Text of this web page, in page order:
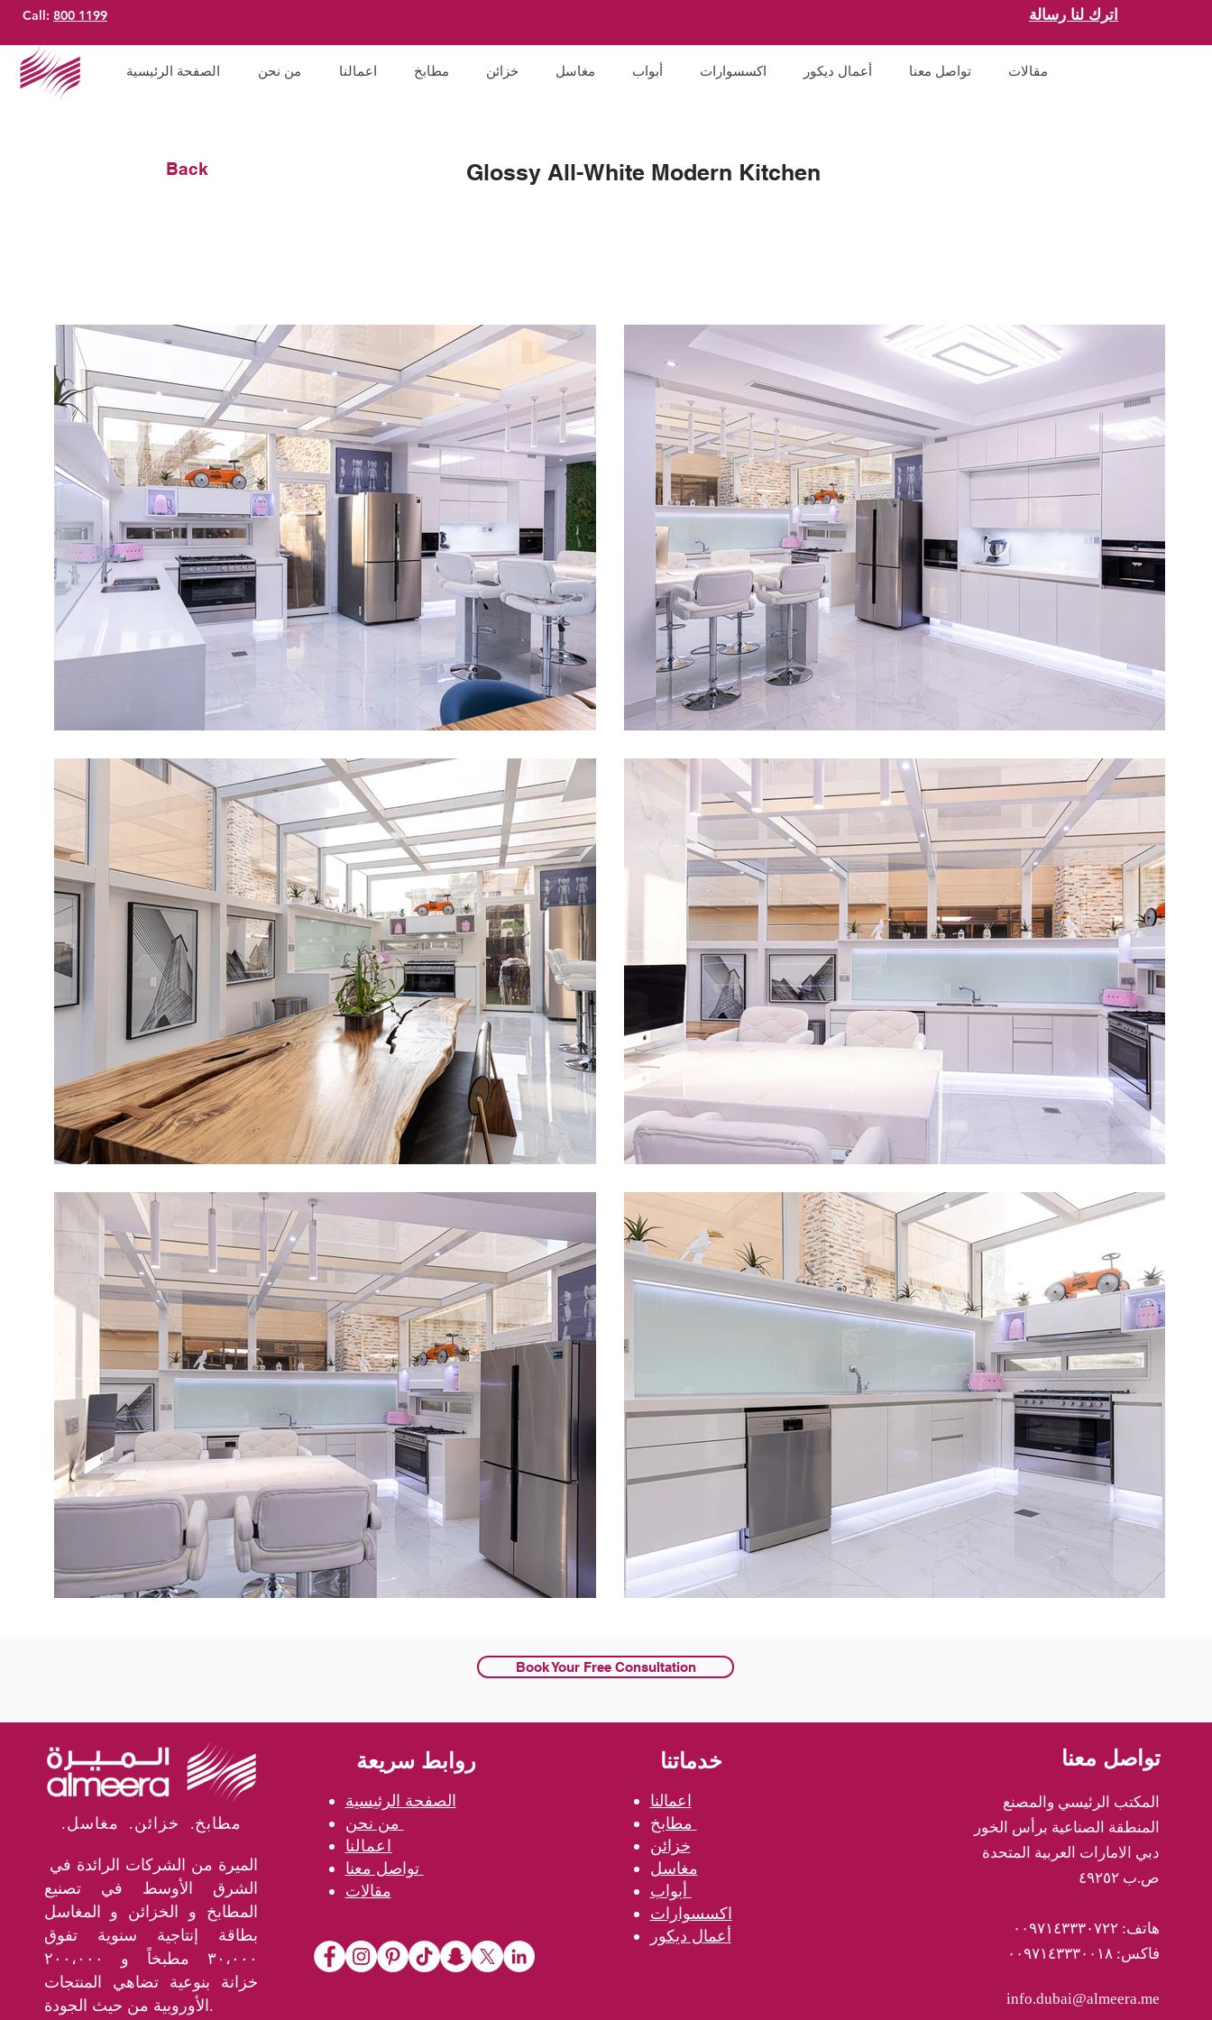
Call: 800 1199 اترك لنا رسالة
الصفحة الرئيسية من نحن اعمالنا مطابخ خزائن مغاسل أبواب اكسسوارات أعمال ديكور تواصل معنا مقالات
Back Glossy All-White Modern Kitchen
Book Your Free Consultation
.مطابخ. خزائن. مغاسل
الشرق الأوسط في تصنيع
المطابخ و الخزائن و المغاسل
بطاقة إنتاجية سنوية تفوق
٣٠،٠٠٠ مطبخاً و ٢٠٠،٠٠٠
خزانة بنوعية تضاهي المنتجات
الأوروبية من حيث الجودة.
روابط سريعة
الصفحة الرئيسية
اعمالنا
تواصل معنا
مقالات
خدماتنا
اعمالنا
خزائن
مغاسل
اكسسوارات
أعمال ديكور
تواصل معنا
المكتب الرئيسي والمصنع
المنطقة الصناعية برأس الخور
دبي الامارات العربية المتحدة
ص.ب ٤٩٢٥٢
هاتف: ٠٠٩٧١٤٣٣٣٠٧٢٢
فاكس: ٠٠٩٧١٤٣٣٣٠٠١٨
info.dubai@almeera.me